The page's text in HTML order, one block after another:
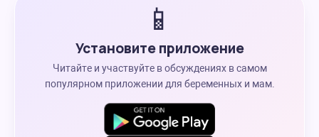
📱
Установите приложение
Читайте и участвуйте в обсуждениях в самом
популярном приложении для беременных и мам.